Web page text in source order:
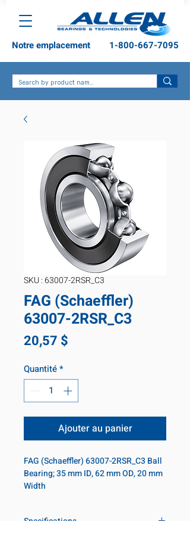
1-800-667-7095
Notre emplacement
SKU : 63007-2RSR_C3
FAG (Schaeffler)
63007-2RSR_C3
20,57 $
Quantité*
Ajouter au panier
FAG (Schaeffler) 63007-2RSR_C3 Ball
Bearing; 35 mm ID, 62 mm OD, 20 mm
Width
Specifications